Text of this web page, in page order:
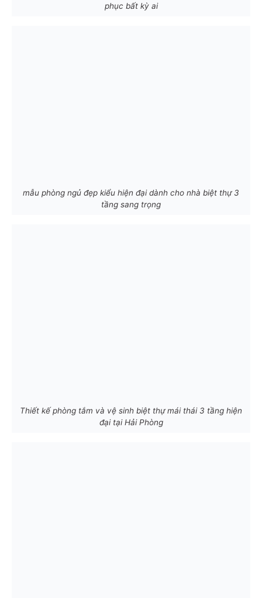
phục bất kỳ ai
mẫu phòng ngủ đẹp kiểu hiện đại dành cho nhà biệt thự 3
tầng sang trọng
Thiết kế phòng tắm và vệ sinh biệt thự mái thái 3 tầng hiện
đại tại Hải Phòng